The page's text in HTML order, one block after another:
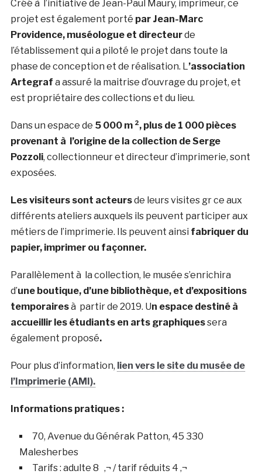
Créé à l’initiative de Jean-Paul Maury, imprimeur, ce
projet est également porté par Jean-Marc
Providence, muséologue et directeurde
l’établissement qui a piloté le projet dans toute la
phase de conception et de réalisation. L ’association
Artegraf a assuré la maitrise d’ouvrage du projet, et
est propriétaire des collections et du lieu.
Dans un espace de 5 000 m ², plus de 1 000 pièces
provenant à l’origine de la collection de Serge
Pozzoli, collectionneur et directeur d’imprimerie, sont
exposées.
Les visiteurs sont acteursde leurs visites gr ce aux
différents ateliers auxquels ils peuvent participer aux
métiers de l’imprimerie. Ils peuvent ainsi fabriquer du
papier, imprimer ou façonner.
Parallèlement à la collection, le musée s’enrichira
d’une boutique, d’une bibliothèque, et d’expositions
temporairesà partir de 2019. Un espace destiné à
accueillir les étudiants en arts graphiquessera
également proposé.
Pour plus d’information, lien vers le site du musée de
l’Imprimerie (AMI).
Informations pratiques :
70, Avenue du Générak Patton, 45 330
Malesherbes
Tarifs : adulte 8 ‚¬ / tarif réduits 4 ‚¬